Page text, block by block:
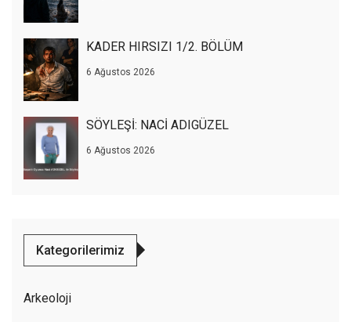
KADER HIRSIZI 1/2. BÖLÜM
6 Ağustos 2026
SÖYLEŞİ: NACİ ADIGÜZEL
6 Ağustos 2026
Kategorilerimiz
Arkeoloji